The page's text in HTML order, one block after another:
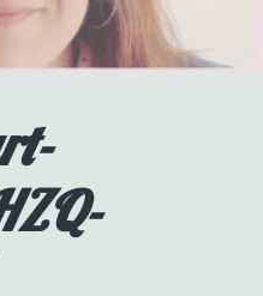
| Breu:
Breve